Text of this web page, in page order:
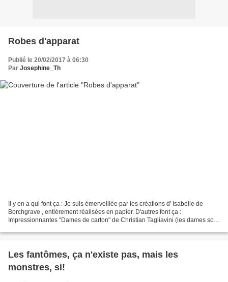
Robes d'apparat
Publié le 20/02/2017 à 06:30
Par Josephine_Th
Il y en a qui font ça : Je suis émerveillée par les créations d' Isabelle de
Borchgrave , entièrement réalisées en papier. D'autres font ça :
Impressionnantes "Dames de carton" de Christian Tagliavini (les dames sont
Les fantômes, ça n'existe pas, mais les
monstres, si!